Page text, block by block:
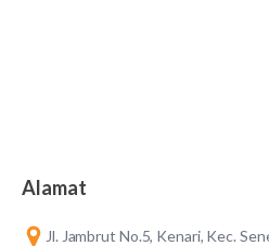
Alamat
Jl. Jambrut No.5, Kenari, Kec.